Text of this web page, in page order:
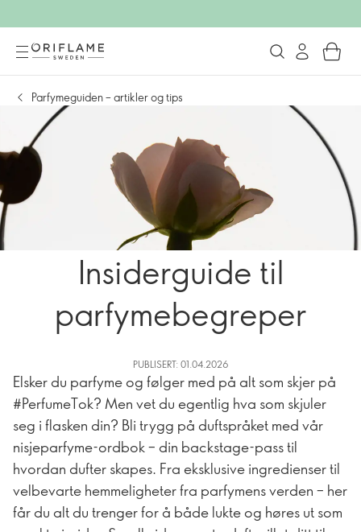
Parfymeguiden – artikler og tips
Insiderguide til
parfymebegreper
PUBLISERT: 01.04.2026
Elsker du parfyme og følger med på alt som skjer på
#PerfumeTok? Men vet du egentlig hva som skjuler
seg i flasken din? Bli trygg på duftspråket med vår
nisjeparfyme-ordbok – din backstage-pass til
hvordan dufter skapes. Fra eksklusive ingredienser til
velbevarte hemmeligheter fra parfymens verden – her
får du alt du trenger for å både lukte og høres ut som